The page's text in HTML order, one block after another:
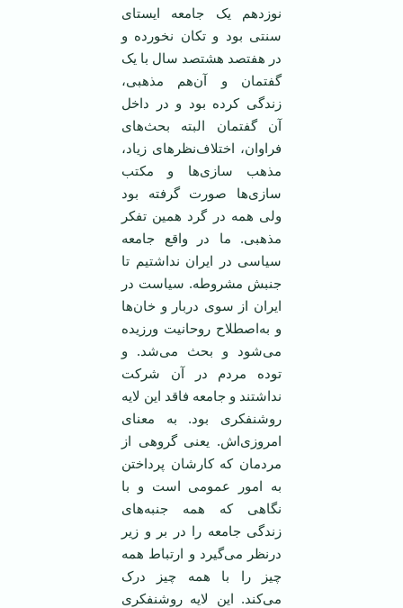
نوزدهم یک جامعه ایستای
سنتی بود و تکان نخورده و
در هفتصد هشتصد سال با یک
گفتمان و آن‌هم مذهبی،
زندگی کرده بود و در داخل
آن گفتمان البته بحث‌های
فراوان، اختلاف‌نظرهای زیاد،
مذهب سازی‌ها و مکتب
سازی‌ها صورت گرفته بود
ولی همه در گرد همین تفکر
مذهبی. ما در واقع جامعه
سیاسی در ایران نداشتیم تا
جنبش مشروطه. سیاست در
ایران از سوی دربار و خان‌ها
و به‌اصطلاح روحانیت ورزیده
می‌شود و بحث می‌شد. و
توده مردم در آن شرکت
نداشتند و جامعه فاقد این لایه
روشنفکری بود. به معنای
امروزی‌اش. یعنی گروهی از
مردمان که کارشان پرداختن
به امور عمومی است و با
نگاهی که همه جنبه‌های
زندگی جامعه را در بر و زیر
درنظر می‌گیرد و ارتباط همه
چیز را با همه چیز درک
می‌کند. این لایه روشنفکری